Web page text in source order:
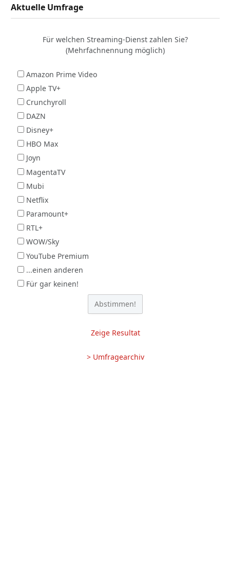
Aktuelle Umfrage
Für welchen Streaming-Dienst zahlen Sie?
(Mehrfachnennung möglich)
Amazon Prime Video
Apple TV+
Crunchyroll
DAZN
Disney+
HBO Max
Joyn
MagentaTV
Mubi
Netflix
Paramount+
RTL+
WOW/Sky
YouTube Premium
...einen anderen
Für gar keinen!
Zeige Resultat
> Umfragearchiv